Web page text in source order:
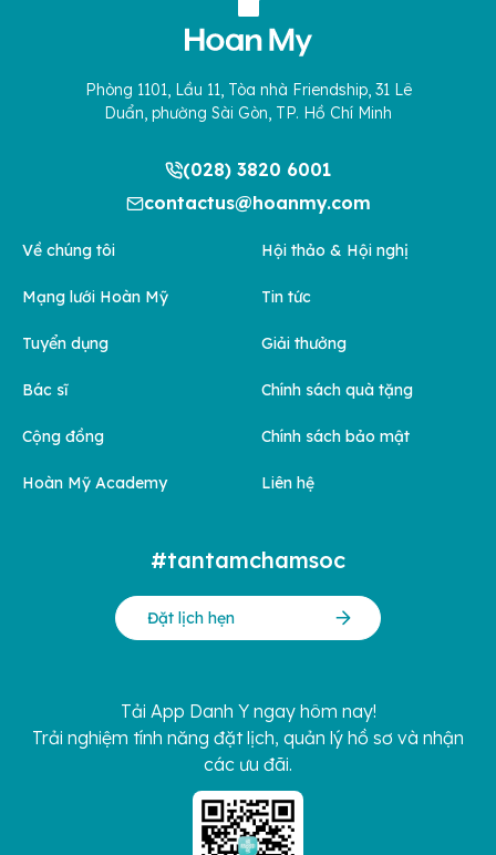
Phòng 1101, Lầu 11, Tòa nhà Friendship, 31 Lê
Duẩn, phường Sài Gòn, TP. Hồ Chí Minh
(028) 3820 6001
contactus@hoanmy.com
Về chúng tôi
Mạng lưới Hoàn Mỹ
Tuyển dụng
Bác sĩ
Cộng đồng
Hoàn Mỹ Academy
Hội thảo & Hội nghị
Tin tức
Giải thưởng
Chính sách quà tặng
Chính sách bảo mật
Liên hệ
#tantamchamsoc
Đặt lịch hẹn
Tải App Danh Y ngay hôm nay!
Trải nghiệm tính năng đặt lịch, quản lý hồ sơ và nhận
các ưu đãi.